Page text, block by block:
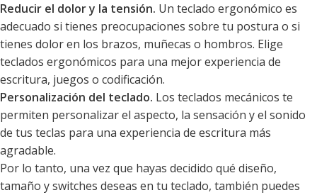
Reducir el dolor y la tensión. Un teclado ergonómico es
adecuado si tienes preocupaciones sobre tu postura o si
tienes dolor en los brazos, muñecas o hombros. Elige
teclados ergonómicos para una mejor experiencia de
escritura, juegos o codificación.
Personalización del teclado. Los teclados mecánicos te
permiten personalizar el aspecto, la sensación y el sonido
de tus teclas para una experiencia de escritura más
agradable.
Por lo tanto, una vez que hayas decidido qué diseño,
tamaño y switches deseas en tu teclado, también puedes